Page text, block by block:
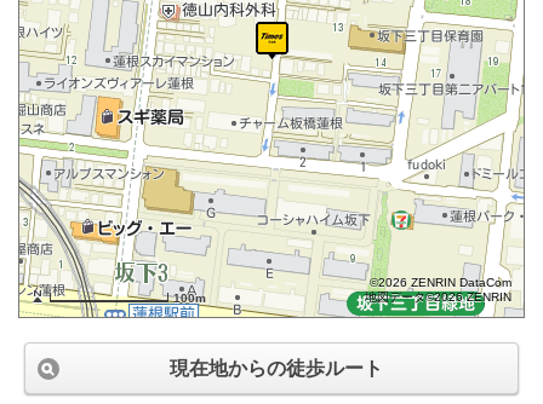
100m
©2026 ZENRIN DataCom
地図データ©2026 ZENRIN
現在地からの徒歩ルート